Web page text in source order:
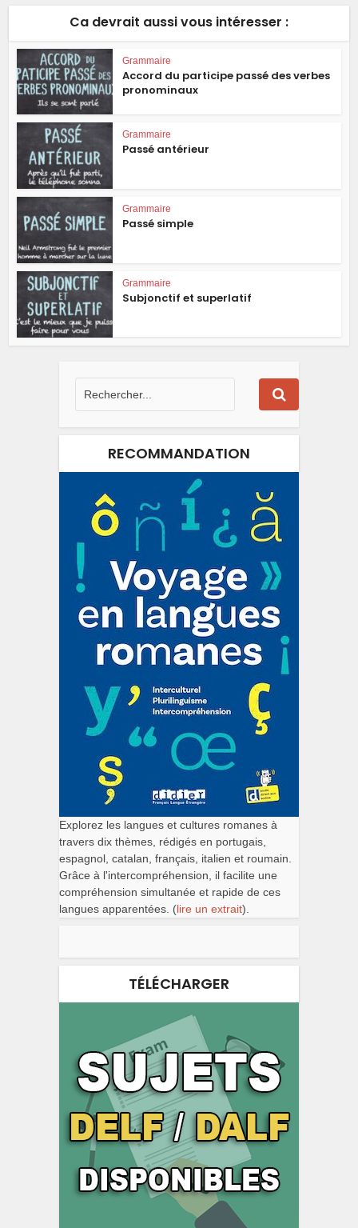
Ca devrait aussi vous intéresser :
Grammaire
Accord du participe passé des verbes
pronominaux
Grammaire
Passé antérieur
Grammaire
Passé simple
Grammaire
Subjonctif et superlatif
RECOMMANDATION
Explorez les langues et cultures romanes à
travers dix thèmes, rédigés en portugais,
espagnol, catalan, français, italien et roumain.
Grâce à l'intercompréhension, il facilite une
compréhension simultanée et rapide de ces
langues apparentées. (lire un extrait).
TÉLÉCHARGER